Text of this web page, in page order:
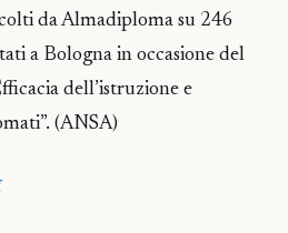
da Almadiploma su 246
a Bologna in occasione del
dell’istruzione e
(ANSA)